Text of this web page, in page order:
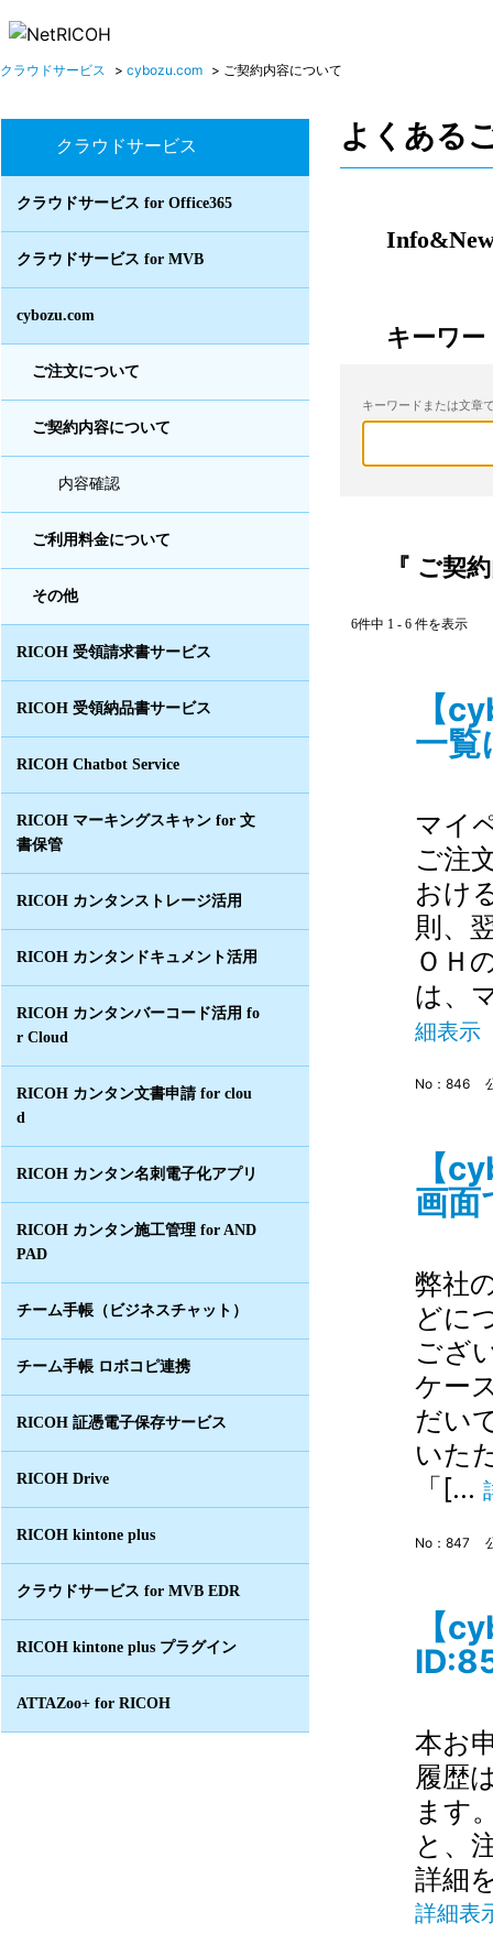
クラウドサービス > cybozu.com > ご契約内容について
クラウドサービス
クラウドサービス for Office365
クラウドサービス for MVB
cybozu.com
ご注文について
ご契約内容について
内容確認
ご利用料金について
その他
RICOH 受領請求書サービス
RICOH 受領納品書サービス
RICOH Chatbot Service
RICOH マーキングスキャン for 文
書保管
RICOH カンタンストレージ活用
RICOH カンタンドキュメント活用
RICOH カンタンバーコード活用 fo
r Cloud
RICOH カンタン文書申請 for clou
d
RICOH カンタン名刺電子化アプリ
RICOH カンタン施工管理 for AND
PAD
チーム手帳（ビジネスチャット）
チーム手帳 ロボコピ連携
RICOH 証憑電子保存サービス
RICOH Drive
RICOH kintone plus
クラウドサービス for MVB EDR
RICOH kintone plus プラグイン
ATTAZoo+ for RICOH
よくある
キーワー
キーワードまたは文章
『 ご契
6件中 1 - 6 件を表示
【
一
マイ
ご注
おけ
則、
ＯＨ
は、
細表示
No：846
【
画
弊社
どに
ござ
ケー
だい
いた
「[...
No：847
【
本お
履歴
ます
と、
詳細
詳細表